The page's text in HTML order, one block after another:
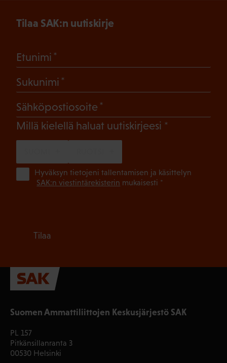
Suomen Ammattiliittojen Keskusjärjestö SAK
PL 157
Pitkänsillanranta 3
00530 Helsinki
Tilaa SAK:n uutiskirje
Etunimi
Sukunimi
Sähköpostiosoite
Millä kielellä haluat uutiskirjeesi (Pakollinen)
Hyväksyn tietojeni tallentamisen ja käsittelyn
SAK:n viestintärekisterin mukaisesti *
Tilaa